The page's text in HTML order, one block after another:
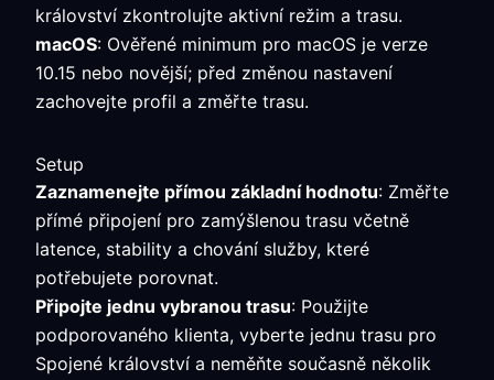
království zkontrolujte aktivní režim a trasu.
macOS: Ověřené minimum pro macOS je verze
10.15 nebo novější; před změnou nastavení
zachovejte profil a změřte trasu.
Setup
Zaznamenejte přímou základní hodnotu: Změřte
přímé připojení pro zamýšlenou trasu včetně
latence, stability a chování služby, které
potřebujete porovnat.
Připojte jednu vybranou trasu: Použijte
podporovaného klienta, vyberte jednu trasu pro
Spojené království a neměňte současně několik